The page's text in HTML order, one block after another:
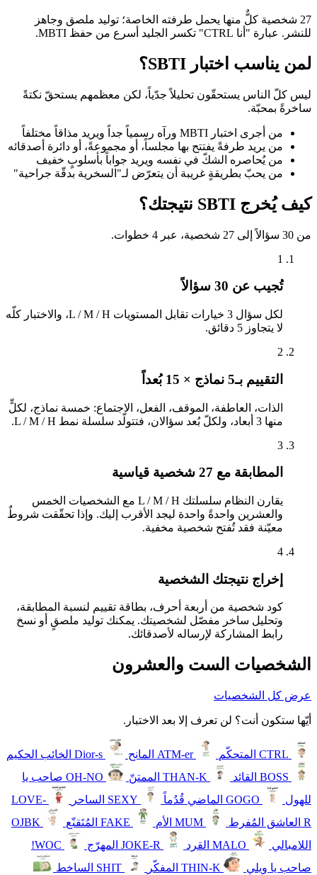
27 شخصية كلٌّ منها يحمل طرفته الخاصة؛ توليد ملصق وجاهز
للنشر. عبارة "أنا CTRL" تكسر الجليد أسرع من حفظ MBTI.
لمن يناسب اختبار SBTI؟
ليس كلّ الناس يستحقّون تحليلاً جدّياً، لكن معظمهم يستحقّ نكتةً
ساخرةً بمحبّة.
من أجرى اختبار MBTI ورآه رسمياً جداً ويريد مذاقاً مختلفاً
من يريد طرفةً يفتتح بها مجلساً، أو مجموعةً، أو دائرة أصدقائه
من يُحاصره الشكّ في نفسه ويريد جواباً بأسلوبٍ خفيف
من يحبّ بطريقةٍ غريبة أن يتعرّض لـ"السخرية بدقّة جراحية"
كيف يُخرج SBTI نتيجتك؟
من 30 سؤالاً إلى 27 شخصية، عبر 4 خطوات.
1
تُجيب عن 30 سؤالاً
لكل سؤال 3 خيارات تقابل المستويات L / M / H، والاختبار كلّه
لا يتجاوز 5 دقائق.
2
التقييم بـ5 نماذج × 15 بُعداً
الذات، العاطفة، الموقف، الفعل، الاجتماع: خمسة نماذج، لكلٍّ
منها 3 أبعاد، ولكلّ بُعد سؤالان، فتتولّد سلسلة نمط L / M / H.
3
المطابقة مع 27 شخصية قياسية
يقارن النظام سلسلتك L / M / H مع الشخصيات الخمس
والعشرين واحدةً واحدة ليجد الأقرب إليك. وإذا تحقّقت شروطٌ
معيّنة فقد تُفتح شخصية مخفية.
4
إخراج نتيجتك الشخصية
كود شخصية من أربعة أحرف، بطاقة تقييم لنسبة المطابقة،
وتحليل ساخر مفصّل لشخصيتك. يمكنك توليد ملصقٍ أو نسخ
رابط المشاركة لإرساله لأصدقائك.
الشخصيات الست والعشرون
عرض كل الشخصيات
أيّها ستكون أنت؟ لن تعرف إلا بعد الاختبار.
CTRL المتحكّم ATM-er المانح Dior-s الخائب الحكيم
BOSS القائد THAN-K الممتنّ OH-NO صاحب يا
للهول
GOGO الماضي قُدُماً SEXY الساحر
LOVE-
R العاشق المُفرط MUM الأم FAKE المُتَقنّع
OJBK
اللامبالي
MALO القرد JOKE-R المهرّج
WOC!
صاحب يا ويلي
THIN-K المفكّر SHIT الساخط